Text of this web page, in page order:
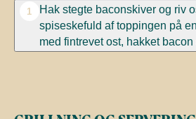
1
Hak stegte baconskiver og riv
spiseskefuld af toppingen på
med fintrevet ost, hakket bacon